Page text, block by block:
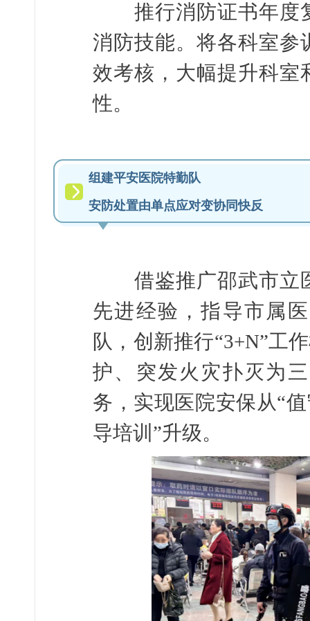
推行消防证书年度
消防技能。将各科室参
效考核，大幅提升科室
性。
组建平安医院特勤队
安防处置由单点应对变协同快反
借鉴推广邵武市立
先进经验，指导市属
队，创新推行“3+N”工
护、突发火灾扑灭为
务，实现医院安保从“
导培训”升级。